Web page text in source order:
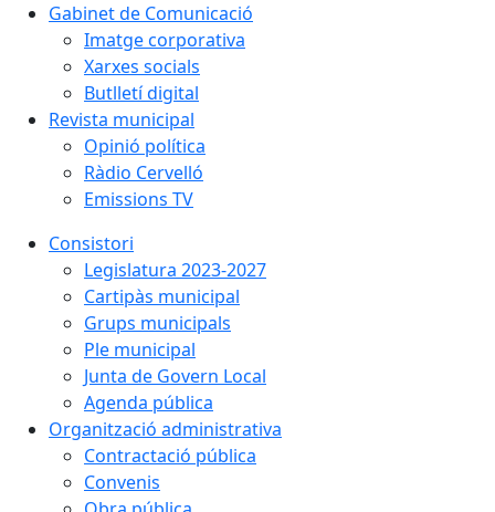
Gabinet de Comunicació
Imatge corporativa
Xarxes socials
Butlletí digital
Revista municipal
Opinió política
Ràdio Cervelló
Emissions TV
Consistori
Legislatura 2023-2027
Cartipàs municipal
Grups municipals
Ple municipal
Junta de Govern Local
Agenda pública
Organització administrativa
Contractació pública
Convenis